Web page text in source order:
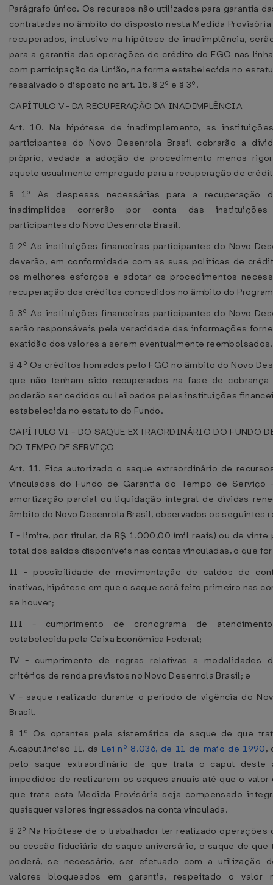
Parágrafo único. Os recursos não utilizados para garantia
contratadas no âmbito do disposto nesta Medida
recuperados, inclusive na hipótese de inadimplência,
para a garantia das operações de crédito do FGO nas
com participação da União, na forma estabelecida no
ressalvado o disposto no art. 15, § 2º e § 3º.
CAPÍTULO V - DA RECUPERAÇÃO DA INADIMPLÊNCIA
Art. 10. Na hipótese de inadimplemento, as
participantes do Novo Desenrola Brasil cobrarão a
próprio, vedada a adoção de procedimento menos
aquele usualmente empregado para a recuperação de
§ 1º As despesas necessárias para a recuperação
inadimplidos correrão por conta das instituições
participantes do Novo Desenrola Brasil.
§ 2º As instituições financeiras participantes do Novo
deverão, em conformidade com as suas políticas de
os melhores esforços e adotar os procedimentos
recuperação dos créditos concedidos no âmbito do
§ 3º As instituições financeiras participantes do Novo
serão responsáveis pela veracidade das informações
exatidão dos valores a serem eventualmente reembolsados.
§ 4º Os créditos honrados pelo FGO no âmbito do Novo
que não tenham sido recuperados na fase de cobrança
poderão ser cedidos ou leiloados pelas instituições
estabelecida no estatuto do Fundo.
CAPÍTULO VI - DO SAQUE EXTRAORDINÁRIO DO FUNDO
DO TEMPO DE SERVIÇO
Art. 11. Fica autorizado o saque extraordinário de
vinculadas do Fundo de Garantia do Tempo de Serviço
amortização parcial ou liquidação integral de dívidas
âmbito do Novo Desenrola Brasil, observados os seguintes
I - limite, por titular, de R$ 1.000,00 (mil reais) ou de vinte
total dos saldos disponíveis nas contas vinculadas, o que
II - possibilidade de movimentação de saldos de
inativas, hipótese em que o saque será feito primeiro nas
se houver;
III - cumprimento de cronograma de
estabelecida pela Caixa Econômica Federal;
IV - cumprimento de regras relativas a modalidades
critérios de renda previstos no Novo Desenrola Brasil; e
V - saque realizado durante o período de vigência do
Brasil.
§ 1º Os optantes pela sistemática de saque de que
A,caput,inciso II, da Lei nº 8.036, de 11 de maio de 1990,
pelo saque extraordinário de que trata o caput deste
impedidos de realizarem os saques anuais até que o valor
que trata esta Medida Provisória seja compensado
quaisquer valores ingressados na conta vinculada.
§ 2º Na hipótese de o trabalhador ter realizado operações
ou cessão fiduciária do saque aniversário, o saque de que
poderá, se necessário, ser efetuado com a utilização
valores bloqueados em garantia, respeitado o valor